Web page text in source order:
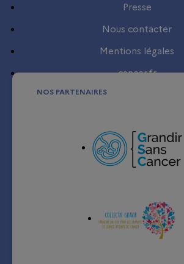
NOS PARTENAIRES
Presse
Nous contacter
Mentions légales
cancer.fr